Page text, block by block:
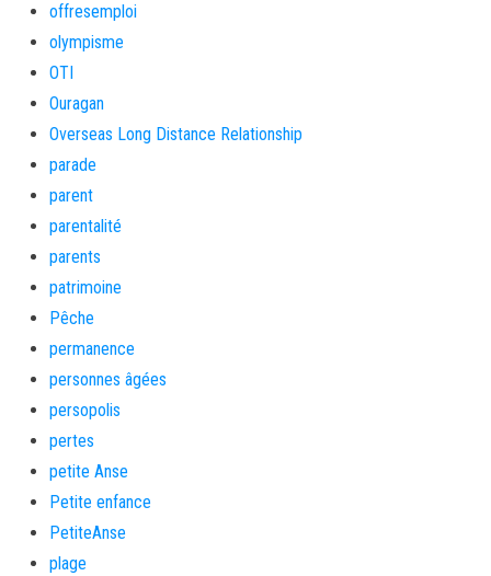
offresemploi
olympisme
OTI
Ouragan
Overseas Long Distance Relationship
parade
parent
parentalité
parents
patrimoine
Pêche
permanence
personnes âgées
persopolis
pertes
petite Anse
Petite enfance
PetiteAnse
plage